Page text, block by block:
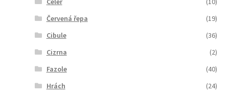
Červená řepa
(19)
Cibule
(36)
Cizrna
(2)
Fazole
(40)
Hrách
(24)